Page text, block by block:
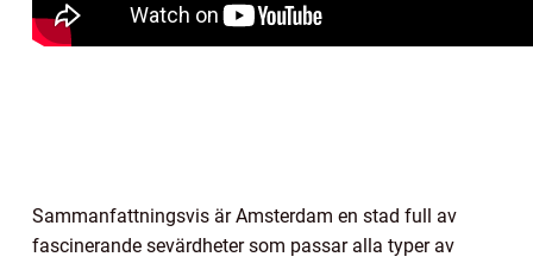
Sammanfattningsvis är Amsterdam en stad full av
fascinerande sevärdheter som passar alla typer av